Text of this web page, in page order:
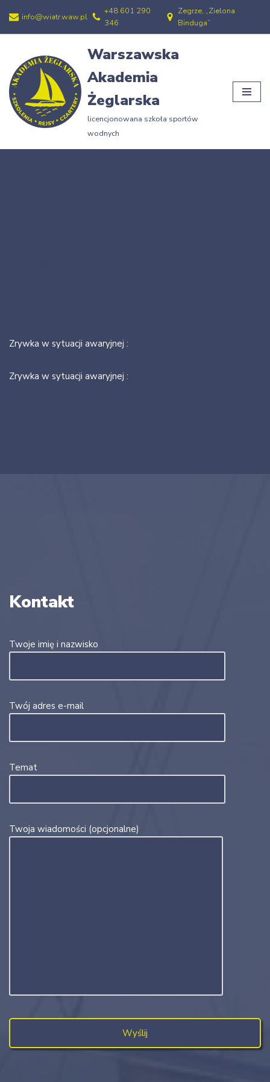
Przejdź
treści
info@wiatr.waw.pl
+48 601 290
346
Zegrze, „Zielona
Binduga”
Warszawska
Akademia
Żeglarska
licencjonowana szkoła sportów
wodnych
Zrywka w sytuacji awaryjnej :
Zrywka w sytuacji awaryjnej :
Kontakt
Twoje imię i nazwisko
Twój adres e-mail
Temat
Twoja wiadomości (opcjonalne)